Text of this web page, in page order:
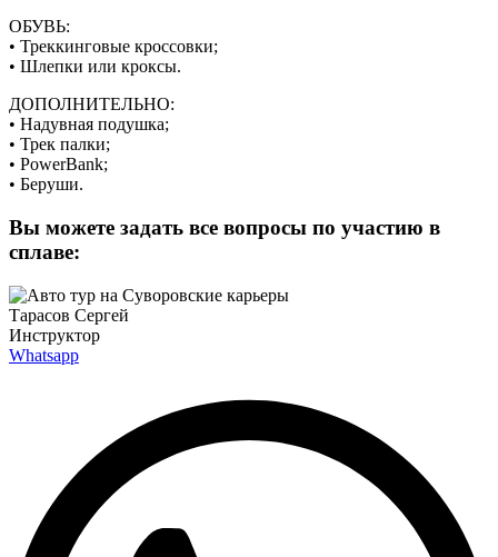
ОБУВЬ:
• Треккинговые кроссовки;
• Шлепки или кроксы.
ДОПОЛНИТЕЛЬНО:
• Надувная подушка;
• Трек палки;
• PowerBank;
• Беруши.
Вы можете задать все вопросы по участию в
сплаве:
Тарасов Сергей
Инструктор
Whatsapp